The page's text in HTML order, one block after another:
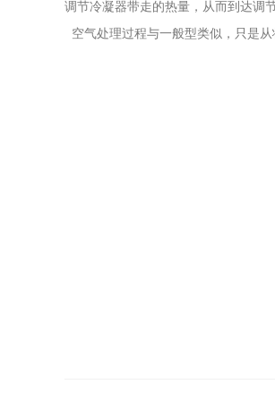
调节冷凝器带走的热量，从而到达调
空气处理过程与一般型类似，只是